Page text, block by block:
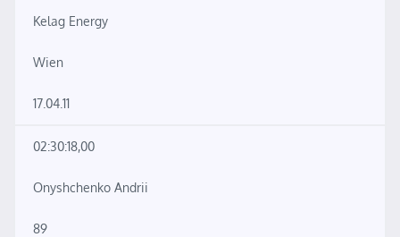
Kelag Energy
Wien
17.04.11
02:30:18,00
Onyshchenko Andrii
89